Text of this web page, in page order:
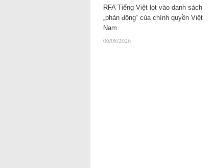
RFA Tiếng Việt lọt vào danh sách
„phản động“ của chính quyền Việt
Nam
06/08/2026